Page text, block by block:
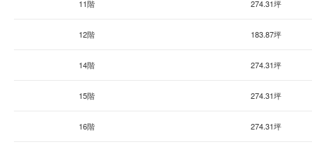
11階 274.31坪
12階 183.87坪
14階 274.31坪
15階 274.31坪
16階 274.31坪